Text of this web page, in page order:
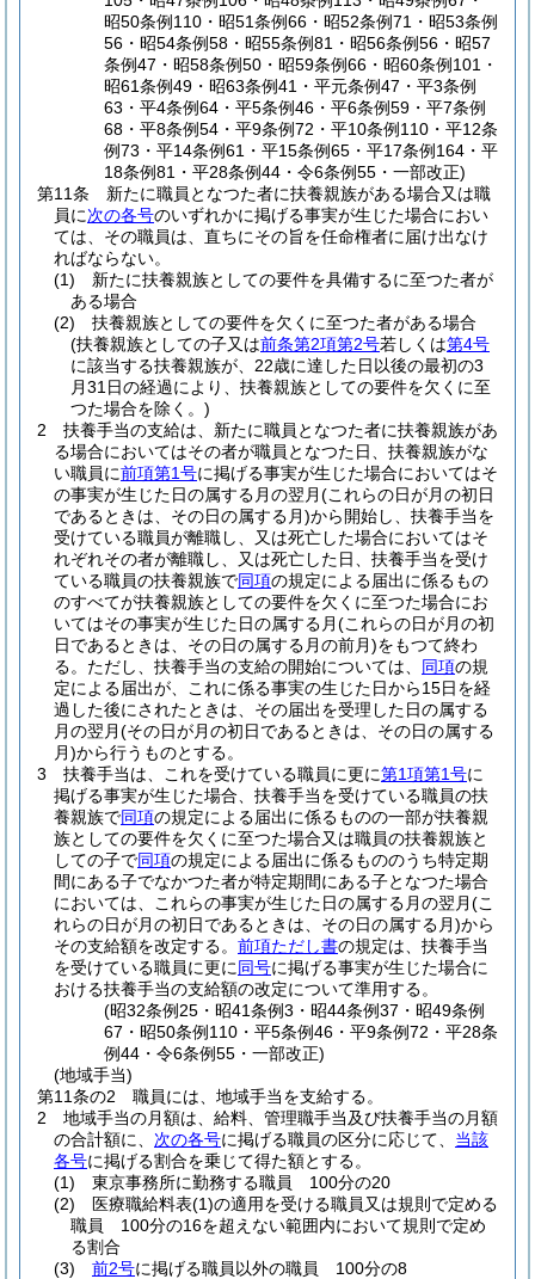
昭50条例110・昭51条例66・昭52条例71・昭53条例
56・昭54条例58・昭55条例81・昭56条例56・昭57
条例47・昭58条例50・昭59条例66・昭60条例101・
昭61条例49・昭63条例41・平元条例47・平3条例
63・平4条例64・平5条例46・平6条例59・平7条例
68・平8条例54・平9条例72・平10条例110・平12条
例73・平14条例61・平15条例65・平17条例164・平
18条例81・平28条例44・令6条例55・一部改正)
第11条
新たに職員となつた者に扶養親族がある場合又は職
員に次の各号のいずれかに掲げる事実が生じた場合におい
ては、その職員は、直ちにその旨を任命権者に届け出なけ
ればならない。
(1)
新たに扶養親族としての要件を具備するに至つた者が
ある場合
(2)
扶養親族としての要件を欠くに至つた者がある場合
(扶養親族としての子又は前条第2項第2号若しくは第4号
に該当する扶養親族が、22歳に達した日以後の最初の3
月31日の経過により、扶養親族としての要件を欠くに至
つた場合を除く。)
2
扶養手当の支給は、新たに職員となつた者に扶養親族があ
る場合においてはその者が職員となつた日、扶養親族がな
い職員に前項第1号に掲げる事実が生じた場合においてはそ
の事実が生じた日の属する月の翌月(これらの日が月の初日
であるときは、その日の属する月)から開始し、扶養手当を
受けている職員が離職し、又は死亡した場合においてはそ
れぞれその者が離職し、又は死亡した日、扶養手当を受け
ている職員の扶養親族で同項の規定による届出に係るもの
のすべてが扶養親族としての要件を欠くに至つた場合にお
いてはその事実が生じた日の属する月(これらの日が月の初
日であるときは、その日の属する月の前月)をもつて終わ
る。 ただし、扶養手当の支給の開始については、 同項の規
定による届出が、これに係る事実の生じた日から15日を経
過した後にされたときは、その届出を受理した日の属する
月の翌月(その日が月の初日であるときは、その日の属する
月)から行うものとする。
3
扶養手当は、これを受けている職員に更に第1項第1号に
掲げる事実が生じた場合、扶養手当を受けている職員の扶
養親族で同項の規定による届出に係るものの一部が扶養親
族としての要件を欠くに至つた場合又は職員の扶養親族と
しての子で同項の規定による届出に係るもののうち特定期
間にある子でなかつた者が特定期間にある子となつた場合
においては、これらの事実が生じた日の属する月の翌月(こ
れらの日が月の初日であるときは、その日の属する月)から
その支給額を改定する。 前項ただし書の規定は、扶養手当
を受けている職員に更に同号に掲げる事実が生じた場合に
おける扶養手当の支給額の改定について準用する。
(昭32条例25・昭41条例3・昭44条例37・昭49条例
67・昭50条例110・平5条例46・平9条例72・平28条
例44・令6条例55・一部改正)
(地域手当)
第11条の2
職員には、地域手当を支給する。
2
地域手当の月額は、給料、管理職手当及び扶養手当の月額
の合計額に、 次の各号に掲げる職員の区分に応じて、 当該
各号に掲げる割合を乗じて得た額とする。
(1)
東京事務所に勤務する職員 100分の20
(2)
医療職給料表(1)の適用を受ける職員又は規則で定める
職員 100分の16を超えない範囲内において規則で定め
る割合
(3)
前2号に掲げる職員以外の職員 100分の8